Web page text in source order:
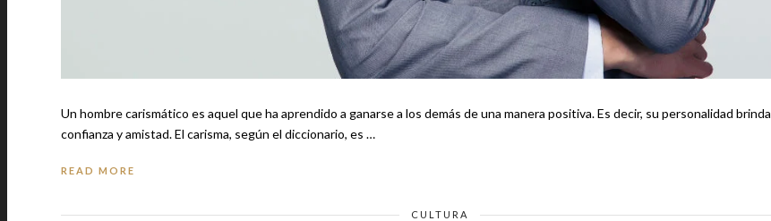
Un hombre carismático es aquel que ha aprendido a ganarse a los demás de una manera positiva. Es decir, su personalidad brinda
confianza y amistad. El carisma, según el diccionario, es …
READ MORE
CULTURA